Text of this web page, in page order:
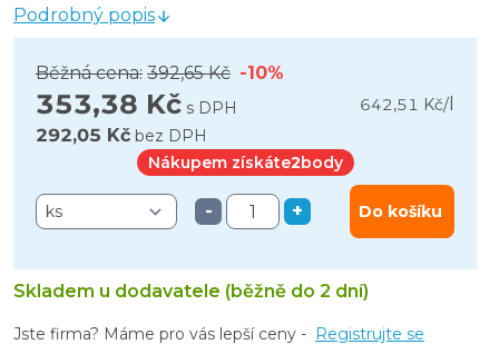
Podrobný popis
Běžná cena: 392,65 Kč -10%
353,38 Kč s DPH 642,51 Kč/
292,05 Kč bez DPH
Nákupem získáte2body
- + Do košíku
Skladem u dodavatele (běžně do 2 dní)
Jste firma? Máme pro vás lepší ceny - Registrujte se